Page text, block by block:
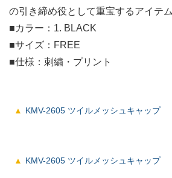
の引き締め役として重宝するアイテム
■カラー：1. BLACK
■サイズ：FREE
■仕様：刺繍・プリント
KMV-2605 ツイルメッシュキャップ
KMV-2605 ツイルメッシュキャップ